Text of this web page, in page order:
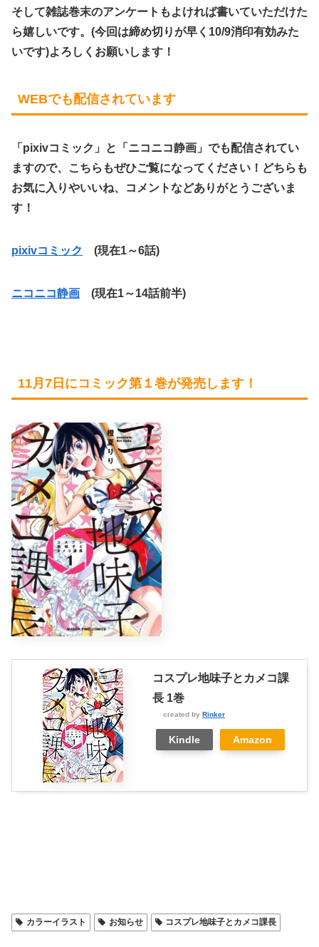
そして雑誌巻末のアンケートもよければ書いていただけた
ら嬉しいです。(今回は締め切りが早く10/9消印有効みた
いです)よろしくお願いします！
WEBでも配信されています
「pixivコミック」と「ニコニコ静画」でも配信されてい
ますので、こちらもぜひご覧になってください！どちらも
お気に入りやいいね、コメントなどありがとうございま
す！
pixivコミック (現在1～6話)
ニコニコ静画 (現在1～14話前半)
11月7日にコミック第１巻が発売します！
コスプレ地味子とカメコ課
長 1巻
created by Rinker
Kindle Amazon
カラーイラスト お知らせ コスプレ地味子とカメコ課長